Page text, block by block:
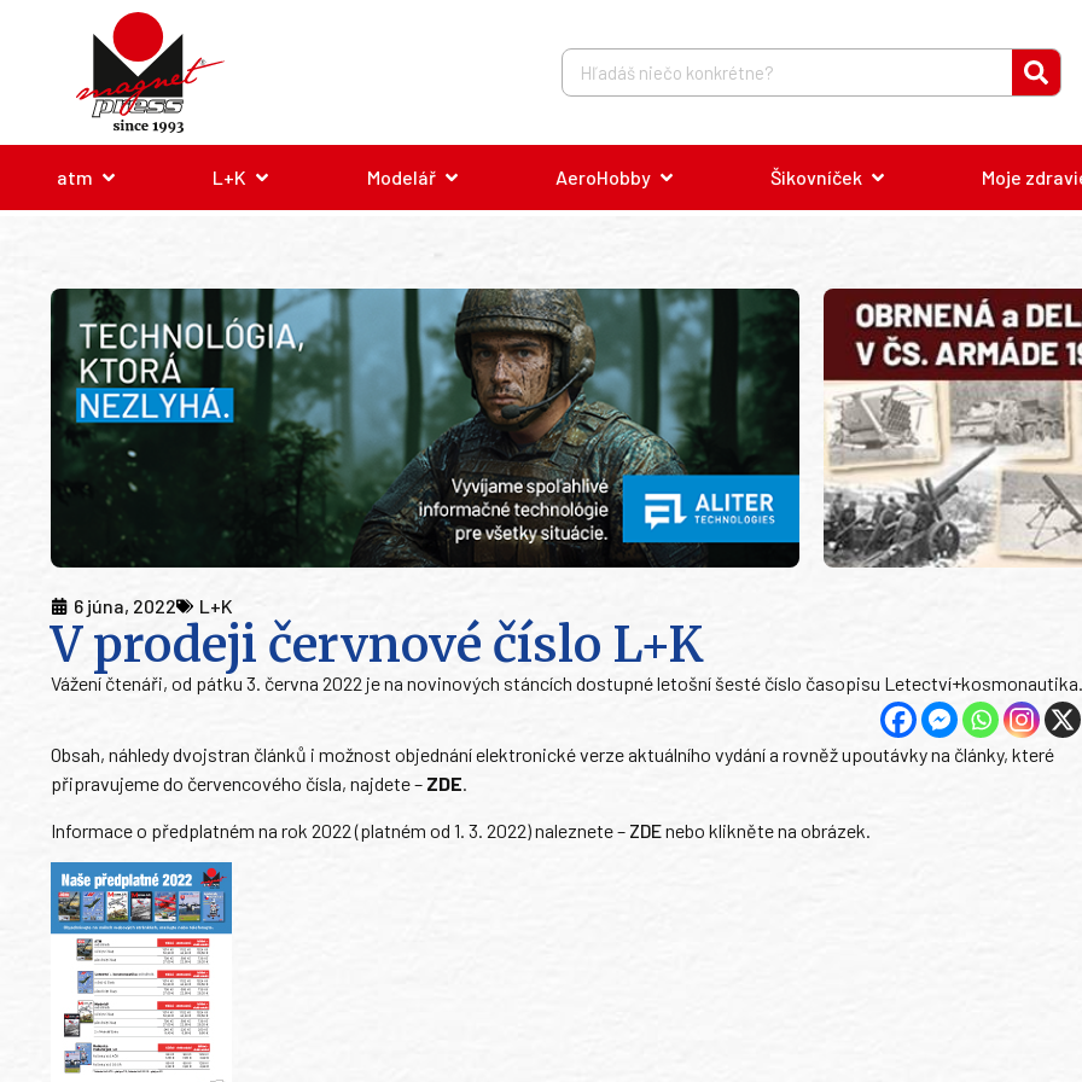
atm L+K Modelář AeroHobby Šikovníček Moje
6 júna, 2022 L+K
V prodeji červnové číslo L+K
Vážení čtenáři, od pátku 3. června 2022 je na novinových stáncích dostupné letošní šesté číslo časopisu Letectví+kosmonautika.
Obsah, náhledy dvojstran článků i možnost objednání elektronické verze aktuálního vydání a rovněž upoutávky na články, které
připravujeme do červencového čísla, najdete – ZDE.
Informace o předplatném na rok 2022 (platném od 1. 3. 2022) naleznete – ZDEnebo klikněte na obrázek.